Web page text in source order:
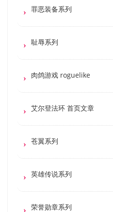
罪恶装备系列
耻辱系列
肉鸽游戏 roguelike
艾尔登法环 首页文章
苍翼系列
英雄传说系列
荣誉勋章系列